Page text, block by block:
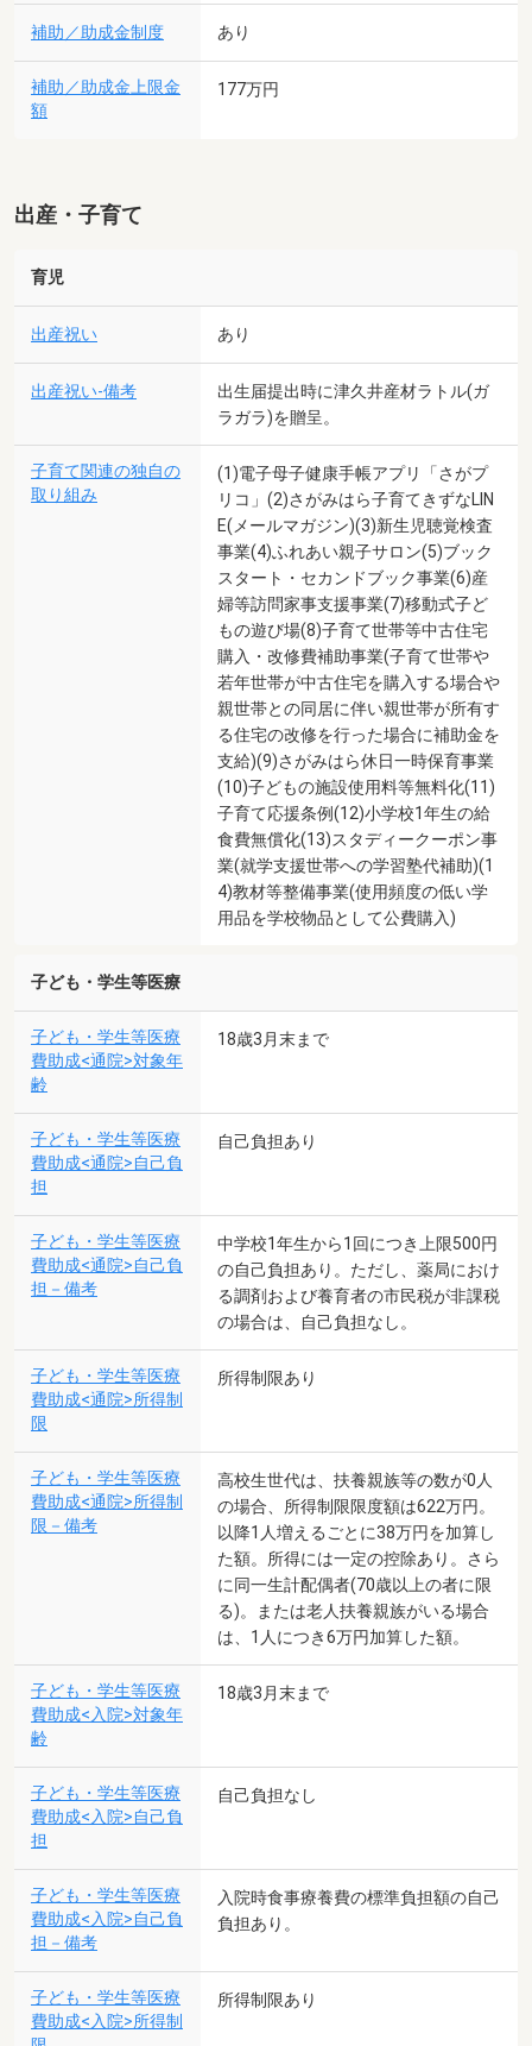
補助／助成金制度 あり
補助／助成金上限金
額
177万円
出産・子育て
育児
出産祝い あり
出産祝い-備考
出生届提出時に津久井産材ラトル(ガ
ラガラ)を贈呈。
子育て関連の独自の
取り組み
(1)電子母子健康手帳アプリ「さがプ
リコ」(2)さがみはら子育てきずなLIN
E(メールマガジン)(3)新生児聴覚検査
事業(4)ふれあい親子サロン(5)ブック
スタート・セカンドブック事業(6)産
婦等訪問家事支援事業(7)移動式子ど
もの遊び場(8)子育て世帯等中古住宅
購入・改修費補助事業(子育て世帯や
若年世帯が中古住宅を購入する場合や
親世帯との同居に伴い親世帯が所有す
る住宅の改修を行った場合に補助金を
支給)(9)さがみはら休日一時保育事業
(10)子どもの施設使用料等無料化(11)
子育て応援条例(12)小学校1年生の給
食費無償化(13)スタディークーポン事
業(就学支援世帯への学習塾代補助)(1
4)教材等整備事業(使用頻度の低い学
用品を学校物品として公費購入)
子ども・学生等医療
子ども・学生等医療
費助成<通院>対象年
齢
18歳3月末まで
子ども・学生等医療
費助成<通院>自己負
担
自己負担あり
子ども・学生等医療
費助成<通院>自己負
担－備考
中学校1年生から1回につき上限500円
の自己負担あり。ただし、薬局におけ
る調剤および養育者の市民税が非課税
の場合は、自己負担なし。
子ども・学生等医療
費助成<通院>所得制
限
所得制限あり
子ども・学生等医療
費助成<通院>所得制
限－備考
高校生世代は、扶養親族等の数が0人
の場合、所得制限限度額は622万円。
以降1人増えるごとに38万円を加算し
た額。所得には一定の控除あり。さら
に同一生計配偶者(70歳以上の者に限
る)。または老人扶養親族がいる場合
は、1人につき6万円加算した額。
子ども・学生等医療
費助成<入院>対象年
齢
18歳3月末まで
子ども・学生等医療
費助成<入院>自己負
担
自己負担なし
子ども・学生等医療
費助成<入院>自己負
担－備考
入院時食事療養費の標準負担額の自己
負担あり。
子ども・学生等医療
費助成<入院>所得制
所得制限あり